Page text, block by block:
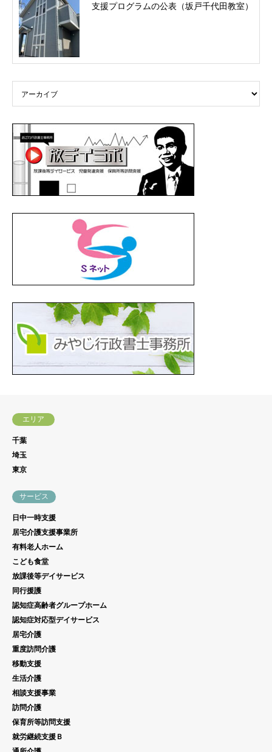
支援プログラムの公表（坂戸千代田教室）
エリア
千葉
埼玉
東京
サービス
日中一時支援
居宅介護支援事業所
有料老人ホーム
こども食堂
放課後等デイサービス
同行援護
認知症高齢者グループホーム
認知症対応型デイサービス
居宅介護
重度訪問介護
移動支援
生活介護
相談支援事業
訪問介護
保育所等訪問支援
就労継続支援Ｂ